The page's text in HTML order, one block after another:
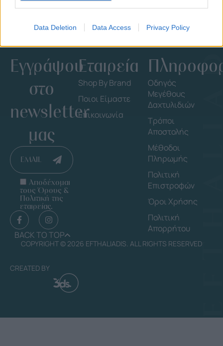
Data Deletion Data Access Privacy Policy
Εγγράψου
στο
newsletter
μας
EMAIL
Αποδέχομαι
τους Όρους &
Πολιτική της
εταιρείας.
BACK TO TOP
Εταιρεία
Shop By Brand
Ποιοι Είμαστε
Επικοινωνία
Οδηγός
Μεγέθους
Δαχτυλιδιών
Τρόποι
Αποστολής
Μέθοδοι
Πληρωμής
Πολιτική
Επιστροφών
Όροι Χρήσης
Πολιτική
Απορρήτου
COPYRIGHT © 2026 EFTHALIADIS. ALL RIGHTS RESERVED
CREATED BY